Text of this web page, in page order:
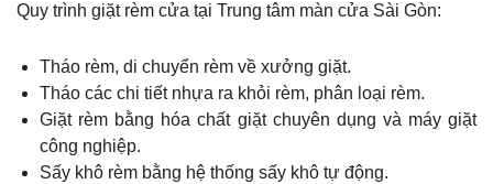
Quy trình giặt rèm cửa tại Trung tâm màn cửa Sài Gòn:
Tháo rèm, di chuyển rèm về xưởng giặt.
Tháo các chi tiết nhựa ra khỏi rèm, phân loại rèm.
Giặt rèm bằng hóa chất giặt chuyên dụng và máy giặt
công nghiệp.
Sấy khô rèm bằng hệ thống sấy khô tự động.